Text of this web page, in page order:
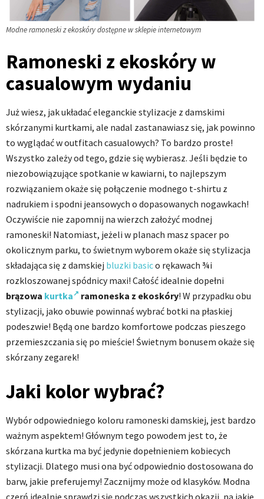
Modne ramoneski z ekoskóry dostępne w sklepie internetowym
Ramoneski z ekoskóry w
casualowym wydaniu
Już wiesz, jak układać eleganckie stylizacje z damskimi
skórzanymi kurtkami, ale nadal zastanawiasz się, jak powinno
to wyglądać w outfitach casualowych? To bardzo proste!
Wszystko zależy od tego, gdzie się wybierasz. Jeśli będzie to
niezobowiązujące spotkanie w kawiarni, to najlepszym
rozwiązaniem okaże się połączenie modnego t-shirtu z
nadrukiem i spodni jeansowych o dopasowanych nogawkach!
Oczywiście nie zapomnij na wierzch założyć modnej
ramoneski! Natomiast, jeżeli w planach masz spacer po
okolicznym parku, to świetnym wyborem okaże się stylizacja
składająca się z damskiej bluzki basico rękawach ¾i
rozkloszowanej spódnicy maxi! Całość idealnie dopełni
brązowa kurtka ramoneska z ekoskóry! W przypadku obu
stylizacji, jako obuwie powinnaś wybrać botki na płaskiej
podeszwie! Będą one bardzo komfortowe podczas pieszego
przemieszczania się po mieście! Świetnym bonusem okaże się
skórzany zegarek!
Jaki kolor wybrać?
Wybór odpowiedniego koloru ramoneski damskiej, jest bardzo
ważnym aspektem! Głównym tego powodem jest to, że
skórzana kurtka ma być jedynie dopełnieniem kobiecych
stylizacji. Dlatego musi ona być odpowiednio dostosowana do
barw, jakie preferujemy! Zacznijmy może od klasyków. Modna
czerń idealnie sprawdzi się podczas wszystkich okazji, na jakie